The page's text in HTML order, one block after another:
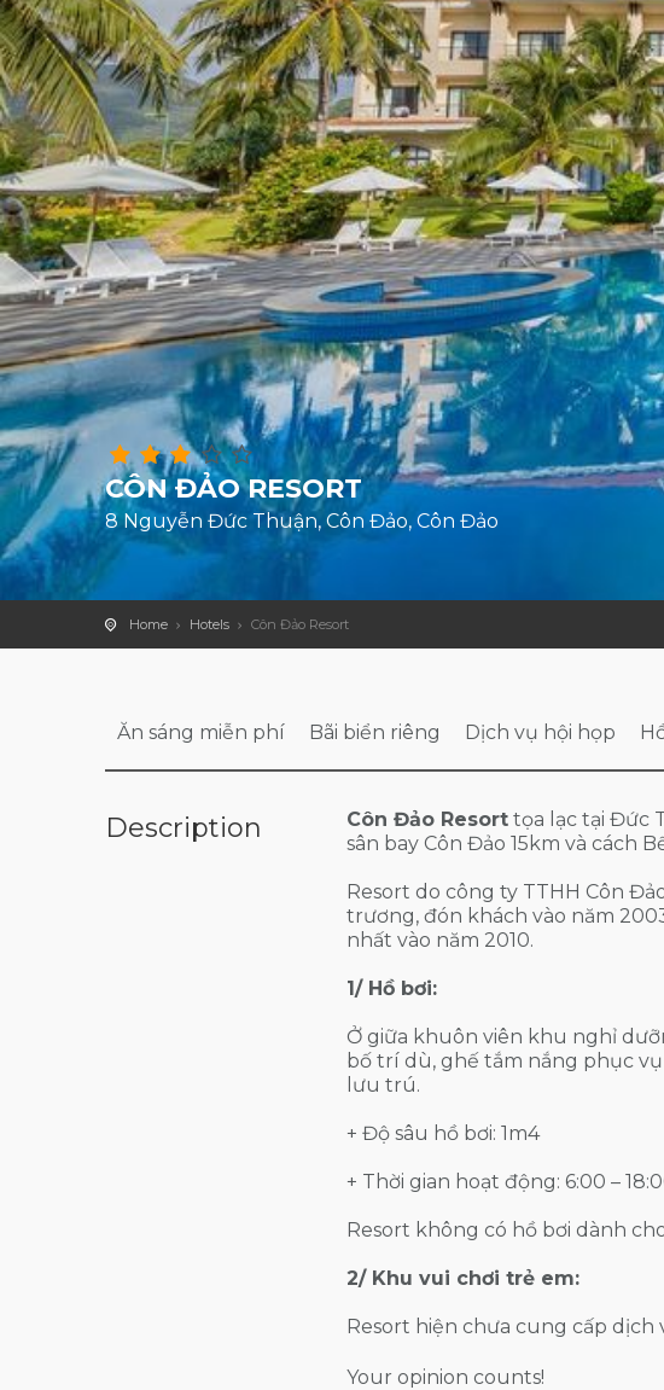
CÔN ĐẢO RESORT
8 Nguyễn Đức Thuận, Côn Đảo, Côn Đảo
Home Hotels Côn Đảo Resort
Ăn sáng miễn phí Bãi biển riêng Dịch vụ hội họp
Description Côn Đảo Resort tọa lạc tại Đức
sân bay Côn Đảo 15km và cách
Resort do công ty TTHH Côn
trương, đón khách vào năm
nhất vào năm 2010.
1/ Hồ bơi:
Ở giữa khuôn viên khu nghỉ
bố trí dù, ghế tắm nắng phục
lưu trú.
+ Độ sâu hồ bơi: 1m4
+ Thời gian hoạt động: 6:00 –
Resort không có hồ bơi dành
2/ Khu vui chơi trẻ em:
Resort hiện chưa cung cấp
Your opinion counts!